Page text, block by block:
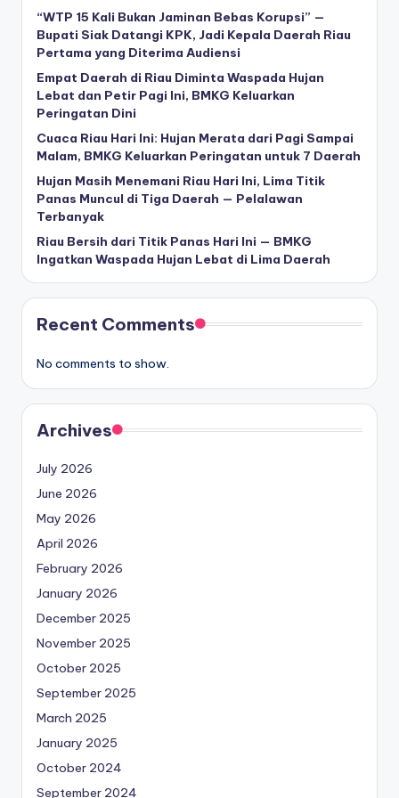
“WTP 15 Kali Bukan Jaminan Bebas Korupsi” —
Bupati Siak Datangi KPK, Jadi Kepala Daerah Riau
Pertama yang Diterima Audiensi
Empat Daerah di Riau Diminta Waspada Hujan
Lebat dan Petir Pagi Ini, BMKG Keluarkan
Peringatan Dini
Cuaca Riau Hari Ini: Hujan Merata dari Pagi Sampai
Malam, BMKG Keluarkan Peringatan untuk 7 Daerah
Hujan Masih Menemani Riau Hari Ini, Lima Titik
Panas Muncul di Tiga Daerah — Pelalawan
Terbanyak
Riau Bersih dari Titik Panas Hari Ini — BMKG
Ingatkan Waspada Hujan Lebat di Lima Daerah
Recent Comments
No comments to show.
Archives
July 2026
June 2026
May 2026
April 2026
February 2026
January 2026
December 2025
November 2025
October 2025
September 2025
March 2025
January 2025
October 2024
September 2024